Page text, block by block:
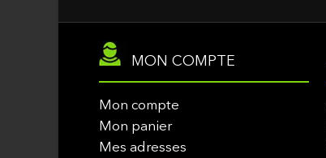
MON COMPTE
Mon compte
Mon panier
Mes adresses